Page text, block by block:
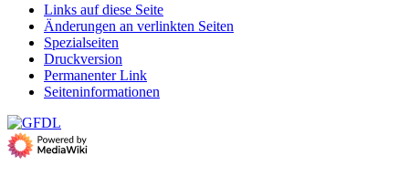
Links auf diese Seite
Änderungen an verlinkten Seiten
Spezialseiten
Druckversion
Permanenter Link
Seiten­­informationen